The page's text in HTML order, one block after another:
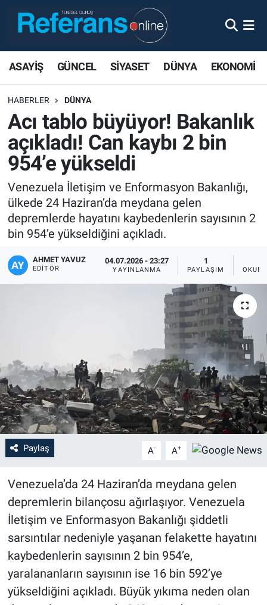
ASAYİŞ GÜNCEL SİYASET DÜNYA EKONOMİ
HABERLER DÜNYA
Acı tablo büyüyor! Bakanlık
açıkladı! Can kaybı 2 bin
954’e yükseldi
Venezuela İletişim ve Enformasyon Bakanlığı,
ülkede 24 Haziran’da meydana gelen
depremlerde hayatını kaybedenlerin sayısının 2
bin 954’e yükseldiğini açıkladı.
AHMET YAVUZ
EDITÖR
04.07.2026 - 23:27
YAYINLANMA
1
PAYLAŞIM
Paylaş A- A+
Venezuela’da 24 Haziran’da meydana gelen
depremlerin bilançosu ağırlaşıyor. Venezuela
İletişim ve Enformasyon Bakanlığı şiddetli
sarsıntılar nedeniyle yaşanan felakette hayatını
kaybedenlerin sayısının 2 bin 954’e,
yaralananların sayısının ise 16 bin 592’ye
yükseldiğini açıkladı. Büyük yıkıma neden olan